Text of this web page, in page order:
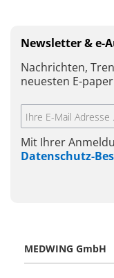
Newsletter & e-
Nachrichten,
neuesten E-
Mit Ihrer
Datenschutz-
MEDWING GmbH